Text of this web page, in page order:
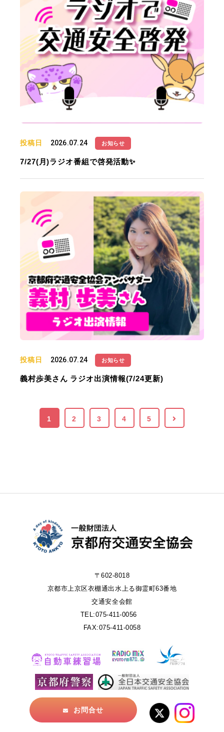
投稿日 2026.07.24 お知らせ
7/27(月)ラジオ番組で啓発活動✨
投稿日 2026.07.24 お知らせ
義村歩美さん ラジオ出演情報(7/24更新)
1 2 3 4 5
〒602-8018
京都市上京区衣棚通出水上る御霊町63番地
交通安全会館
TEL:075-411-0056
FAX:075-411-0058
お問合せ